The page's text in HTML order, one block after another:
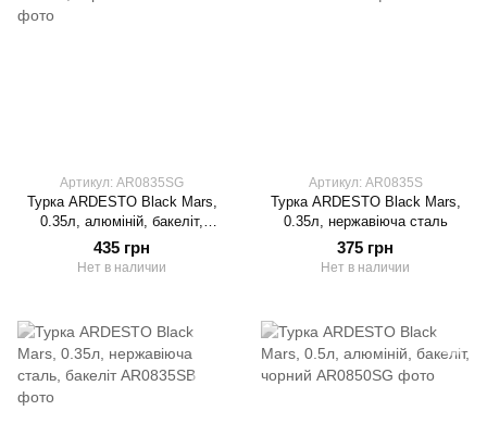
Артикул: AR0835SG
Турка ARDESTO Black Mars,
0.35л, алюміній, бакеліт,
чорний
435 грн
Нет в наличии
Артикул: AR0835S
Турка ARDESTO Black Mars,
0.35л, нержавіюча сталь
375 грн
Нет в наличии